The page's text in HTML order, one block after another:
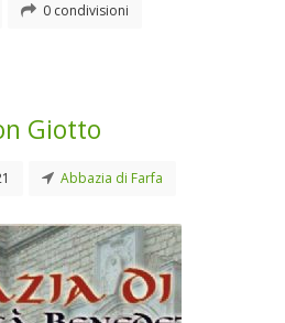
0 condivisioni
Giotto
Abbazia di Farfa